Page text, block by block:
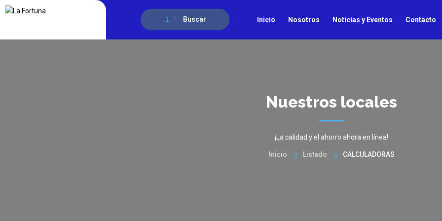
Buscar Inicio Nosotros Noticias y Eventos Contacto
Nuestros locales
¡La calidad y el ahorro ahora en línea!
Inicio Listado CALCULADORAS